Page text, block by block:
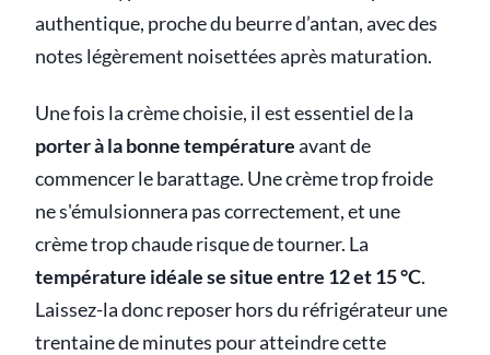
authentique, proche du beurre d’antan, avec des
notes légèrement noisettées après maturation.
Une fois la crème choisie, il est essentiel de la
porter à la bonne températureavant de
commencer le barattage. Une crème trop froide
ne s'émulsionnera pas correctement, et une
crème trop chaude risque de tourner. La
température idéale se situe entre 12 et 15 °C.
Laissez-la donc reposer hors du réfrigérateur une
trentaine de minutes pour atteindre cette